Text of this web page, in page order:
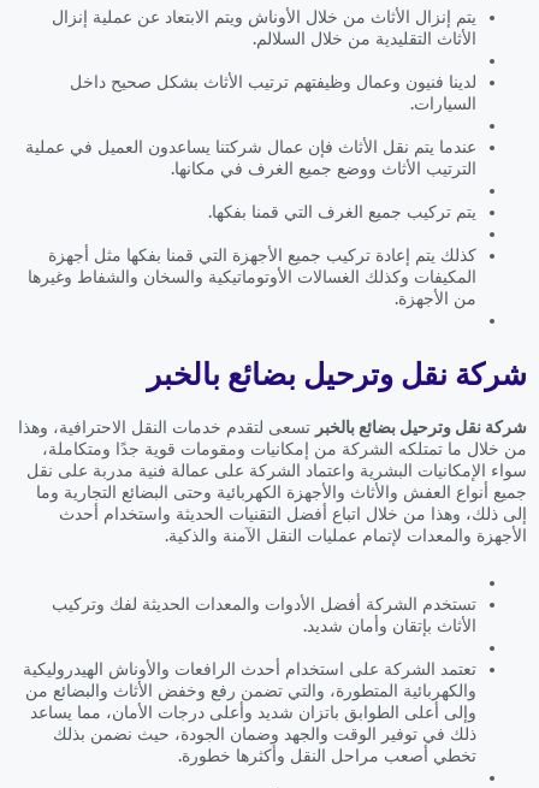
يتم إنزال الأثاث من خلال الأوناش ويتم الابتعاد عن عملية إنزال
الأثاث التقليدية من خلال السلالم.
لدينا فنيون وعمال وظيفتهم ترتيب الأثاث بشكل صحيح داخل
السيارات.
عندما يتم نقل الأثاث فإن عمال شركتنا يساعدون العميل في عملية
الترتيب الأثاث ووضع جميع الغرف في مكانها.
يتم تركيب جميع الغرف التي قمنا بفكها.
كذلك يتم إعادة تركيب جميع الأجهزة التي قمنا بفكها مثل أجهزة
المكيفات وكذلك الغسالات الأوتوماتيكية والسخان والشفاط وغيرها
من الأجهزة.
شركة نقل وترحيل بضائع بالخبر
شركة نقل وترحيل بضائع بالخبر تسعى لتقدم خدمات النقل الاحترافية، وهذا
من خلال ما تمتلكه الشركة من إمكانيات ومقومات قوية جدًا ومتكاملة،
سواء الإمكانيات البشرية واعتماد الشركة على عمالة فنية مدربة على نقل
جميع أنواع العفش والأثاث والأجهزة الكهربائية وحتى البضائع التجارية وما
إلى ذلك، وهذا من خلال اتباع أفضل التقنيات الحديثة واستخدام أحدث
الأجهزة والمعدات لإتمام عمليات النقل الآمنة والذكية.
تستخدم الشركة أفضل الأدوات والمعدات الحديثة لفك وتركيب
الأثاث بإتقان وأمان شديد.
تعتمد الشركة على استخدام أحدث الرافعات والأوناش الهيدروليكية
والكهربائية المتطورة، والتي تضمن رفع وخفض الأثاث والبضائع من
وإلى أعلى الطوابق باتزان شديد وأعلى درجات الأمان، مما يساعد
ذلك في توفير الوقت والجهد وضمان الجودة، حيث نضمن بذلك
تخطي أصعب مراحل النقل وأكثرها خطورة.